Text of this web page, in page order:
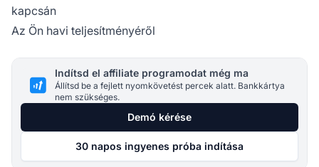
kapcsán
Az Ön havi teljesítményéről
Indítsd el affiliate programodat még ma
Állítsd be a fejlett nyomkövetést percek alatt. Bankkártya
nem szükséges.
Demó kérése
30 napos ingyenes próba indítása